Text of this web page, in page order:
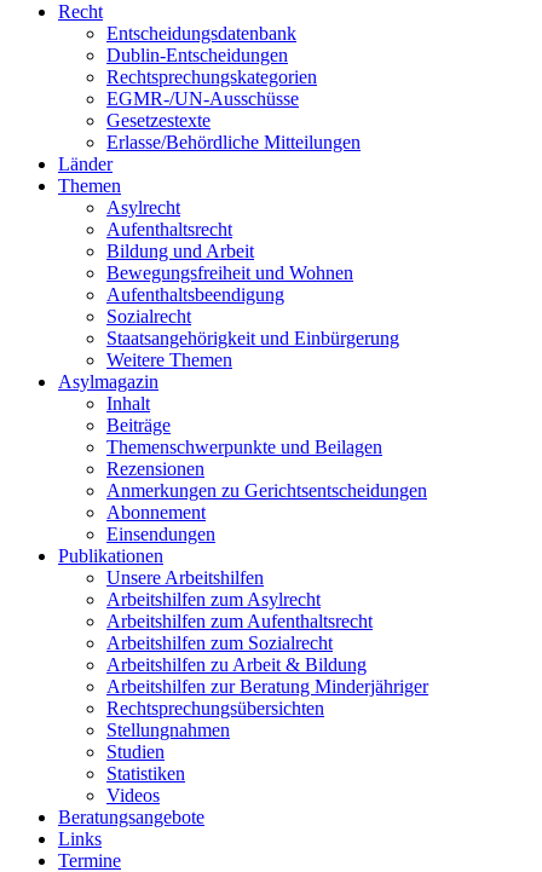
Recht
Entscheidungsdatenbank
Dublin-Entscheidungen
Rechtsprechungskategorien
EGMR-/UN-Ausschüsse
Gesetzestexte
Erlasse/Behördliche Mitteilungen
Länder
Themen
Asylrecht
Aufenthaltsrecht
Bildung und Arbeit
Bewegungsfreiheit und Wohnen
Aufenthaltsbeendigung
Sozialrecht
Staatsangehörigkeit und Einbürgerung
Weitere Themen
Asylmagazin
Inhalt
Beiträge
Themenschwerpunkte und Beilagen
Rezensionen
Anmerkungen zu Gerichtsentscheidungen
Abonnement
Einsendungen
Publikationen
Unsere Arbeitshilfen
Arbeitshilfen zum Asylrecht
Arbeitshilfen zum Aufenthaltsrecht
Arbeitshilfen zum Sozialrecht
Arbeitshilfen zu Arbeit & Bildung
Arbeitshilfen zur Beratung Minderjähriger
Rechtsprechungsübersichten
Stellungnahmen
Studien
Statistiken
Videos
Beratungsangebote
Links
Termine